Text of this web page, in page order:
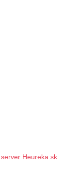
Heureka.sk